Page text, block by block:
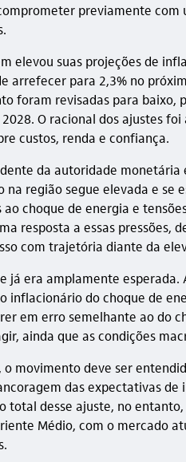
previamente
elevou suas projeções de
arrefecer para 2,3% no
foram revisadas para baixo,
O racional dos ajustes
custos, renda e confiança.
da autoridade monetária
região segue elevada e se
choque de energia e
resposta a essas pressões,
com trajetória diante da
já era amplamente esperada.
do choque de
em erro semelhante ao do
ainda que as condições
movimento deve ser
das expectativas de
total desse ajuste, no
Médio, com o mercado